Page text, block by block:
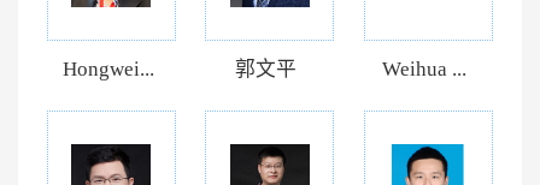
Hongwei... 郭文平 Weihua ...